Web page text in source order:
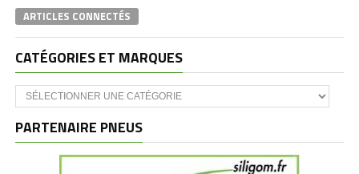
ARTICLES CONNECTÉS
CATÉGORIES ET MARQUES
Catégories
et
PARTENAIRE PNEUS